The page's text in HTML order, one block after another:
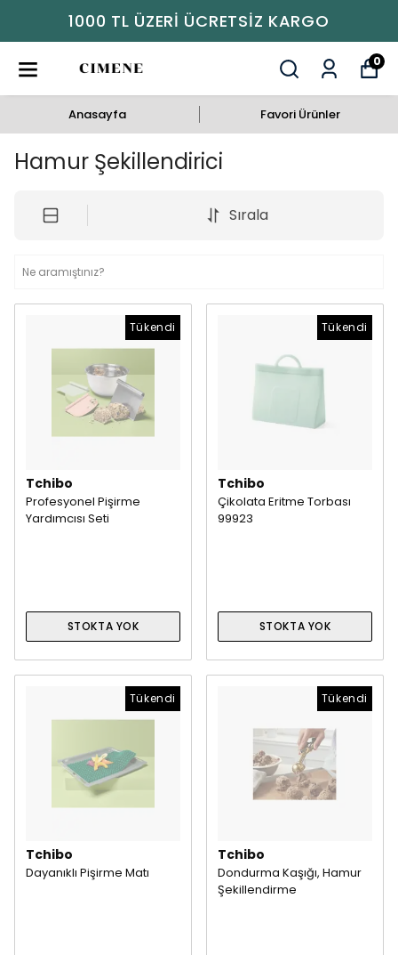
1000 TL ÜZERI ÜCRETSIZ KARGO
0
Anasayfa Favori Ürünler
Hamur Şekillendirici
Sırala
Tükendi
Tchibo
Profesyonel Pişirme
Yardımcısı Seti
STOKTA YOK
Tükendi
Tchibo
Çikolata Eritme Torbası
99923
STOKTA YOK
Tükendi
Tchibo
Dayanıklı Pişirme Matı
Tükendi
Tchibo
Dondurma Kaşığı, Hamur
Şekillendirme